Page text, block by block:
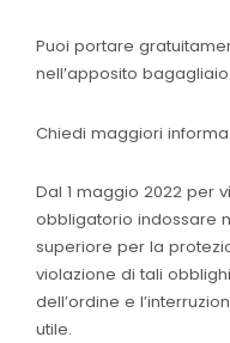
Puoi portare
nell’apposito
Chiedi maggiori
Dal 1 maggio 2022 per
obbligatorio indossare
superiore per la
violazione di tali
dell’ordine e
utile.